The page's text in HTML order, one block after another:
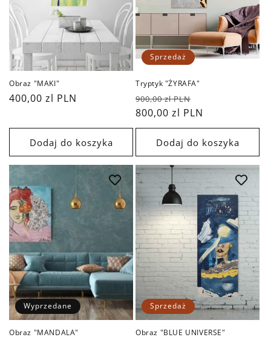
Obraz "MAKI"
Cena
400,00 zl PLN
Dodaj do koszyka
Sprzedaż
Tryptyk "ŻYRAFA"
Cena
regularna
900,00 zl PLN
sprzedaży
800,00 zl PLN
Dodaj do koszyka
Wyprzedane
Obraz "MANDALA"
Sprzedaż
Obraz "BLUE UNIVERSE"